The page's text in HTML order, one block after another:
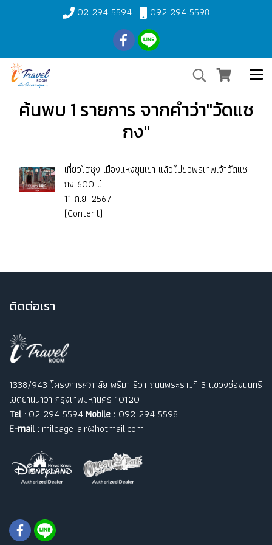
02 294 5594 092 294 5598
ค้นพบ 1 รายการ จากคำว่า"วัดแช
กง"
เที่ยวโฮชุง เมืองแห่งขุนเขา แล้วไปขอพรเทพเจ้าวัดแช
กง 600 ปี
11 ก.ย. 2567
(Content)
ติดต่อเรา
1338/943 โครงการศุภาลัย พรีมา ริวา ถนนพระรามที่ 3 แขวงช่องนนทรี
เขตยานนาวา กรุงเทพมหานคร 10120
Tel: 02 294 5594 Mobile : 092 294 5598
E-mail : mileage-air@hotmail.com